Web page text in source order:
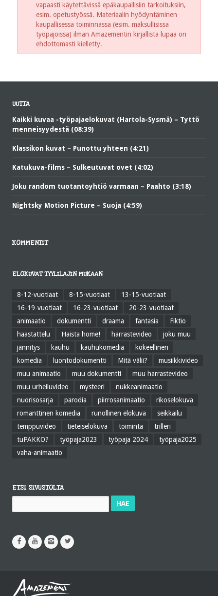
vapaasti käytettävissä epäkaupallisiin tarkoituksiin,
esim. opetustyössä. Materiaalin hyödyntäminen
kaupallisessa toiminnassa (esim. maksullisissa
työpajoissa) ilman Amazementin kirjallista lupaa on
ehdottomasti kielletty.
UUTTA
Kaikki kuvaa -työpajaelokuvat (Hartola-Sysmä) – Tyttö
menneisyydestä (08:39)
Klassikon kuvat – Punottu yhteen (4:21)
Katukuva-films – Sulkeutuvat ovet (4:02)
Joku random tuotantoyhtiö varmaan – Paahto (3:18)
Nightsky Motion Picture – Suoja (4:59)
KOMMENTIT
ELOKUVAT TYYLILAJIN MUKAAN
8-12-vuotiaat 8-15-vuotiaat
13-15-vuotiaat
16-19-vuotiaat
16-23-vuotiaat
20-23-vuotiaat
animaatio
dokumentti draama fantasia
Fiktio
haastattelu
Haista home! harrastevideo
joku muu
jännitys
kauhu kauhukomedia
kokeellinen
komedia
luontodokumentti Mitä välii?
musiikkivideo
muu animaatio
muu dokumentti
muu harrastevideo
muu urheiluvideo
mysteeri
nukkeanimaatio
nuorisosarja
parodia piirrosanimaatio
rikoselokuva
romanttinen komedia
runollinen elokuva
seikkailu
temppuvideo
tieteiselokuva toiminta
trilleri
tuPAKKO?
työpaja2023 työpaja 2024
työpaja2025
vaha-animaatio
ETSI SIVUSTOLTA